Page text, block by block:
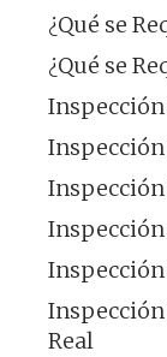
¿Qué se
¿Qué se
Inspección
Real